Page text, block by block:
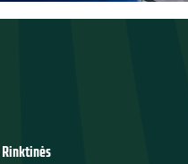
Rinktinės